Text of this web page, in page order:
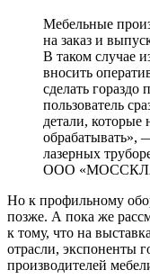
Мебельные
на заказ и
В таком случае
вносить
сделать
пользователь
детали,
обрабатывать»,
лазерных
ООО
Но к профильному
позже. А пока же
к тому, что на
отрасли, экспоненты
производителей